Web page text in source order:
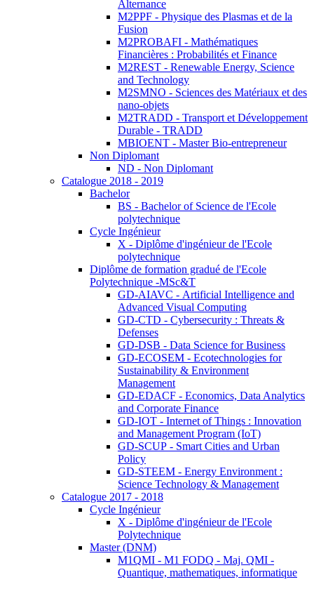
Alternance
M2PPF - Physique des Plasmas et de la
Fusion
M2PROBAFI - Mathématiques
Financières : Probabilités et Finance
M2REST - Renewable Energy, Science
and Technology
M2SMNO - Sciences des Matériaux et des
nano-objets
M2TRADD - Transport et Développement
Durable - TRADD
MBIOENT - Master Bio-entrepreneur
Non Diplomant
ND - Non Diplomant
Catalogue 2018 - 2019
Bachelor
BS - Bachelor of Science de l'Ecole
polytechnique
Cycle Ingénieur
X - Diplôme d'ingénieur de l'Ecole
polytechnique
Diplôme de formation gradué de l'Ecole
Polytechnique -MSc&T
GD-AIAVC - Artificial Intelligence and
Advanced Visual Computing
GD-CTD - Cybersecurity : Threats &
Defenses
GD-DSB - Data Science for Business
GD-ECOSEM - Ecotechnologies for
Sustainability & Environment
Management
GD-EDACF - Economics, Data Analytics
and Corporate Finance
GD-IOT - Internet of Things : Innovation
and Management Program (IoT)
GD-SCUP - Smart Cities and Urban
Policy
GD-STEEM - Energy Environment :
Science Technology & Management
Catalogue 2017 - 2018
Cycle Ingénieur
X - Diplôme d'ingénieur de l'Ecole
Polytechnique
Master (DNM)
M1QMI - M1 FODQ - Maj. QMI -
Quantique, mathematiques, informatique